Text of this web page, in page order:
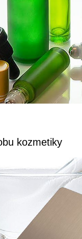
kozmetiky